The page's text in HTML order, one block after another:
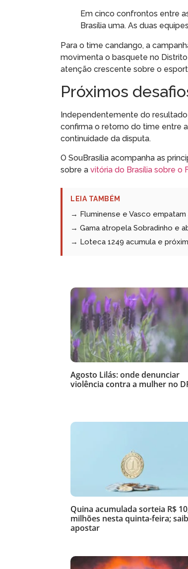
Em cinco confrontos entre
Brasília uma. As duas
Para o time candango, a
movimenta o basquete no
atenção crescente sobre o
Próximos
Independentemente do
confirma o retorno do time entre
continuidade da disputa.
O SouBrasília acompanha as
sobre a vitória do Brasília sobre o
LEIA TAMBÉM
→ Fluminense e Vasco
→ Gama atropela Sobradinho e
→ Loteca 1249 acumula e
Agosto Lilás: onde denunciar
violência contra a mulher no
Quina acumulada sorteia R$
milhões nesta quinta-feira;
apostar